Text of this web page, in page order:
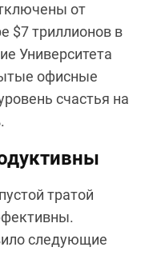
от
$7 триллионов в
Университета
офисные
счастья на
тратой
следующие